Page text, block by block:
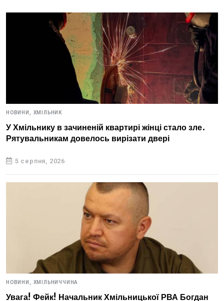
НОВИНИ, ХМІЛЬНИК
У Хмільнику в зачиненій квартирі жінці стало зле.
Рятувальникам довелось вирізати двері
5 серпня, 2026
НОВИНИ, ХМІЛЬНИЧЧИНА
Увага! Фейк! Начальник Хмільницької РВА Богдан